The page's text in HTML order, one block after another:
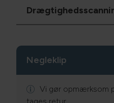
Negleklip
Vi gør opmærksom